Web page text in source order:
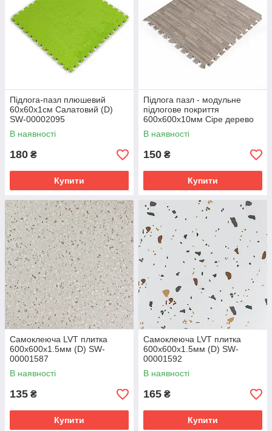
Підлога-пазл плюшевий
60х60х1см Салатовий (D)
SW-00002095
В наявності
180 ₴
Купити
Підлога пазл - модульне
підлогове покриття
600x600x10мм Сіре дерево
(МР9) SW-00000209
В наявності
150 ₴
Купити
Самоклеюча LVT плитка
600х600х1.5мм (D) SW-
00001587
В наявності
135 ₴
Купити
Самоклеюча LVT плитка
600х600х1.5мм (D) SW-
00001592
В наявності
165 ₴
Купити